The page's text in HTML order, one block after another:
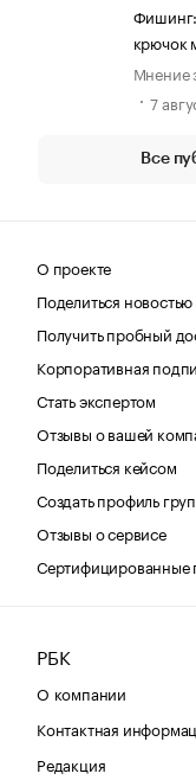
Фишинг:
крючок
Мнение
7
Все
О проекте
Поделиться
Получить пробный
Корпоративная
Стать экспертом
Отзывы о вашей
Поделиться кейсом
Создать профиль
Отзывы о сервисе
Сертифицированные
РБК
О компании
Контактная
Редакция